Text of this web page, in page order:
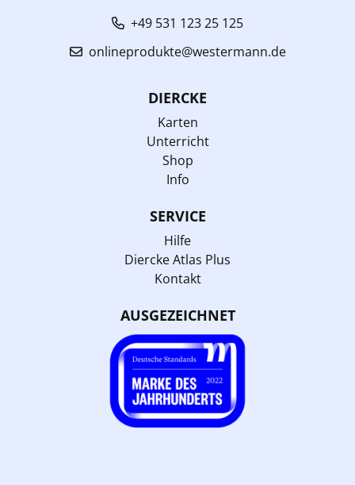
+49 531 123 25 125
onlineprodukte@westermann.de
DIERCKE
Karten
Unterricht
Shop
Info
SERVICE
Hilfe
Diercke Atlas Plus
Kontakt
AUSGEZEICHNET